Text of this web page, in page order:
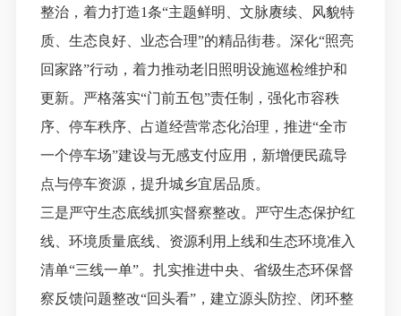
整治，着力打造1条“主题鲜明、文脉赓续、风貌特
质、生态良好、业态合理”的精品街巷。深化“照亮
回家路”行动，着力推动老旧照明设施巡检维护和
更新。严格落实“门前五包”责任制，强化市容秩
序、停车秩序、占道经营常态化治理，推进“全市
一个停车场”建设与无感支付应用，新增便民疏导
点与停车资源，提升城乡宜居品质。
三是严守生态底线抓实督察整改。严守生态保护红
线、环境质量底线、资源利用上线和生态环境准入
清单“三线一单”。扎实推进中央、省级生态环保督
察反馈问题整改“回头看”，建立源头防控、闭环整